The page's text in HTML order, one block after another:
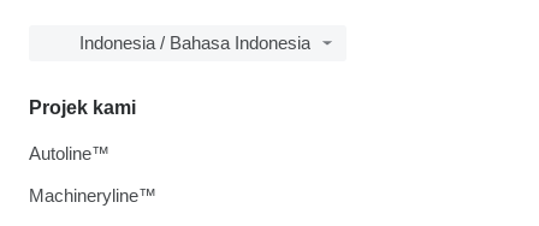
Indonesia / Bahasa Indonesia
Projek kami
Autoline™
Machineryline™